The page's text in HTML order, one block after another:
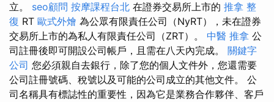
立。 seo顧問 按摩課程台北 在證券交易所上市的 推拿 整
復 RT 歐式外燴 為公眾有限責任公司（NyRT），未在證券
交易所上市的為私人有限責任公司（ZRT）。 中醫 推拿 公
司註冊後即可開設公司帳戶，且需在八天內完成。 關鍵字
公司 您必須親自去銀行，除了您的個人文件外，您還需要
公司註冊號碼、稅號以及可能的公司成立的其他文件。 公
司名稱具有標誌性的重要性，因為它是業務合作夥伴、客戶